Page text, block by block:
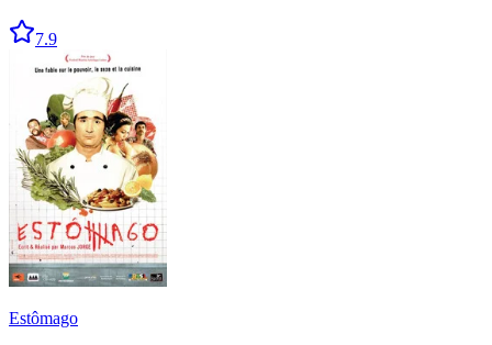
7.9
Estômago